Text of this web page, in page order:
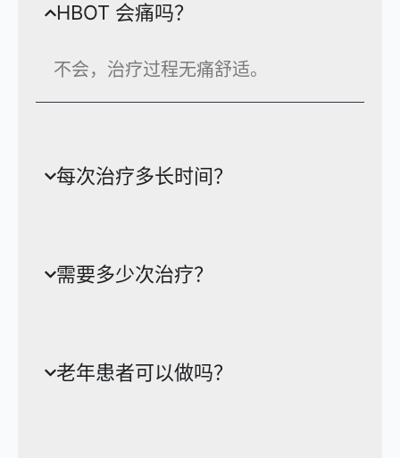
HBOT 会痛吗？
不会，治疗过程无痛舒适。
每次治疗多长时间？
需要多少次治疗？
老年患者可以做吗？